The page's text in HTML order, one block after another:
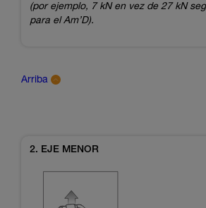
(por ejemplo, 7 kN en vez de 27 kN
para el Am’D).
Arriba
2. EJE MENOR